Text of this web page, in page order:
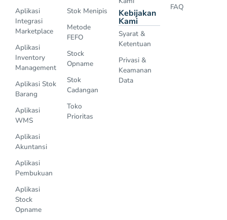
Aplikasi
Integrasi
Marketplace
Aplikasi
Inventory
Management
Aplikasi Stok
Barang
Aplikasi
WMS
Aplikasi
Akuntansi
Aplikasi
Pembukuan
Aplikasi
Stock
Opname
Stok Menipis
Metode
FEFO
Stock
Opname
Stok
Cadangan
Toko
Prioritas
Kebijakan
Kami
Syarat &
Ketentuan
Privasi &
Keamanan
Data
FAQ